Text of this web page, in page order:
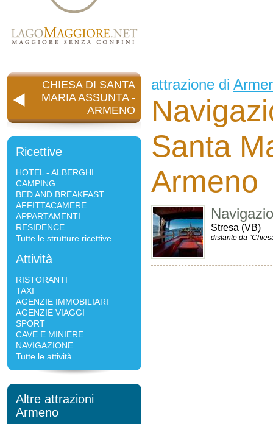
CHIESA DI SANTA
MARIA ASSUNTA -
ARMENO
Ricettive
HOTEL - ALBERGHI
CAMPING
BED AND BREAKFAST
AFFITTACAMERE
APPARTAMENTI
RESIDENCE
Tutte le strutture ricettive
Attività
RISTORANTI
TAXI
AGENZIE IMMOBILIARI
AGENZIE VIAGGI
SPORT
CAVE E MINIERE
NAVIGAZIONE
Tutte le attività
Altre attrazioni
Armeno
attrazione di
Santa
Armeno
Stresa (VB)
distante da